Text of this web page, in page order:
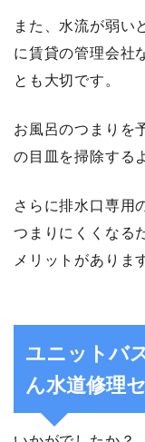
また、水流が弱い
に賃貸の管理会社
とも大切です。
お風呂のつまりを
の目皿を掃除する
さらに排水口専用
つまりにくくなる
メリットがありま
ユニットバ
ん水道修理